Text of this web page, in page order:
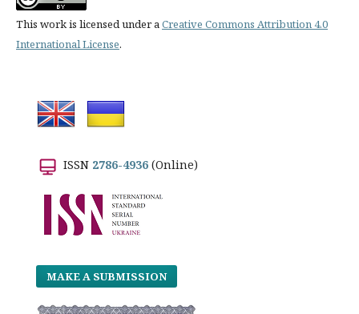
This work is licensed under aCreative Commons Attribution 4.0
International License.
ISSN 2786-4936 (Online)
MAKE A SUBMISSION